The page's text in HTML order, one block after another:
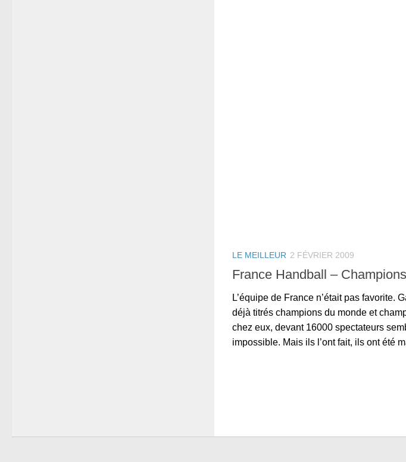
LE MEILLEUR 2 FÉVRIER 2009
France Handball –
L’équipe de France n’était pas favorite.
déjà titrés champions du monde et
chez eux, devant 16000 spectateurs
impossible. Mais ils l’ont fait, ils ont été